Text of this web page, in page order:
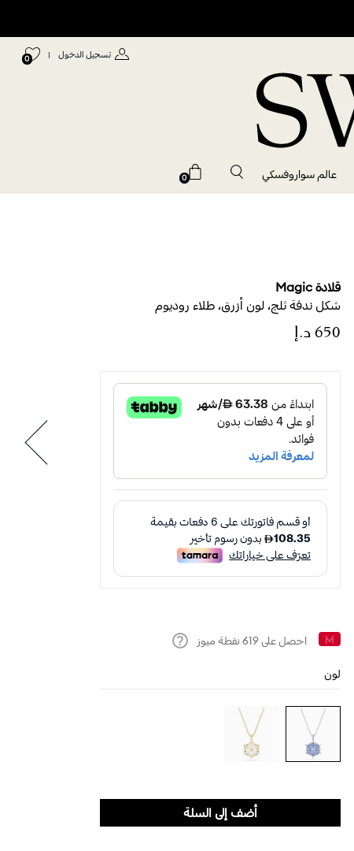
تسجيل الدخول |
0
عالم سواروفسكي 0
قلادة Magic
شكل ندفة ثلج، لون أزرق، طلاء روديوم
احصل على 619 نقطة ميوز
لون
أضف إلى السلة